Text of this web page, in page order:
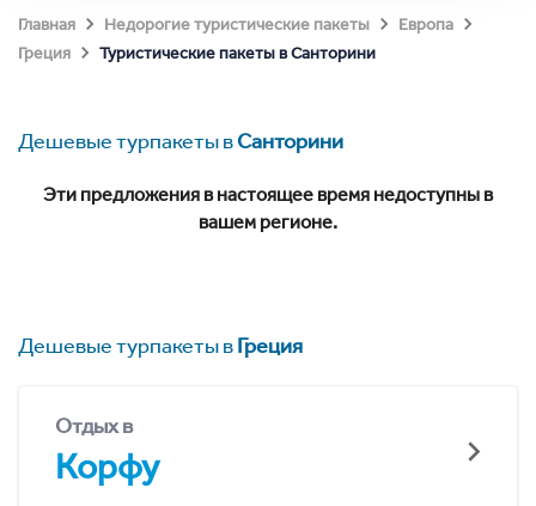
Главная Недорогие туристические пакеты
Европа
Греция
Туристические пакеты в Санторини
Дешевые турпакеты вСанторини
Эти предложения в настоящее время недоступны в
вашем регионе.
Дешевые турпакеты вГреция
Отдых в
Корфу